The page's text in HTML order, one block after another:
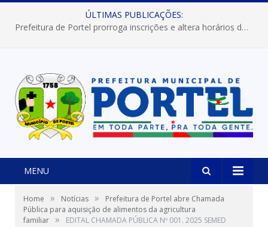
ÚLTIMAS PUBLICAÇÕES:
Prefeitura de Portel prorroga inscrições e altera horários dos concursos “Musa” e “Miss Mix Verão 2026”
MENU
Home » Notícias »
Prefeitura de Portel abre Chamada
Pública para aquisição de alimentos da agricultura
familiar » EDITAL CHAMADA PÚBLICA Nº 001. 2025 SEMED